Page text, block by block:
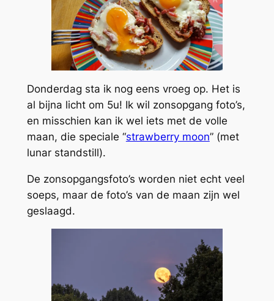
Donderdag sta ik nog eens vroeg op. Het is
al bijna licht om 5u! Ik wil zonsopgang foto’s,
en misschien kan ik wel iets met de volle
maan, die speciale “strawberry moon” (met
lunar standstill).
De zonsopgangsfoto’s worden niet echt veel
soeps, maar de foto’s van de maan zijn wel
geslaagd.